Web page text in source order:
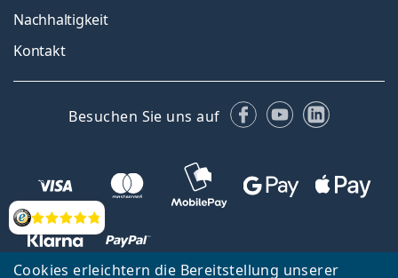
Cookies erleichtern die Bereitstellung unserer
Bewertung
Nachhaltigkeit
Kontakt
Besuchen Sie uns auf Facebook
YouTubeLinkedIn